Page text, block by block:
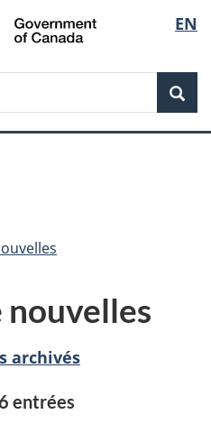
Passer
au
Passer
à
du
Passer
à
simplifiée
de
la
EN
nouvelles
archivés
entrées